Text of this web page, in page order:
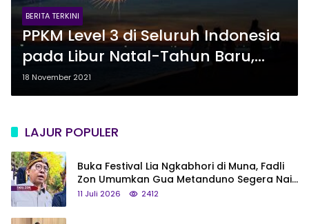
BERITA TERKINI
PPKM Level 3 di Seluruh Indonesia
pada Libur Natal-Tahun Baru,
Pesta Kembang Api Dilarang
18 November 2021
LAJUR POPULER
Buka Festival Lia Ngkabhori di Muna, Fadli
Zon Umumkan Gua Metanduno Segera Naik
Status Jadi Cagar Budaya Nasional
11 Juli 2026 2412